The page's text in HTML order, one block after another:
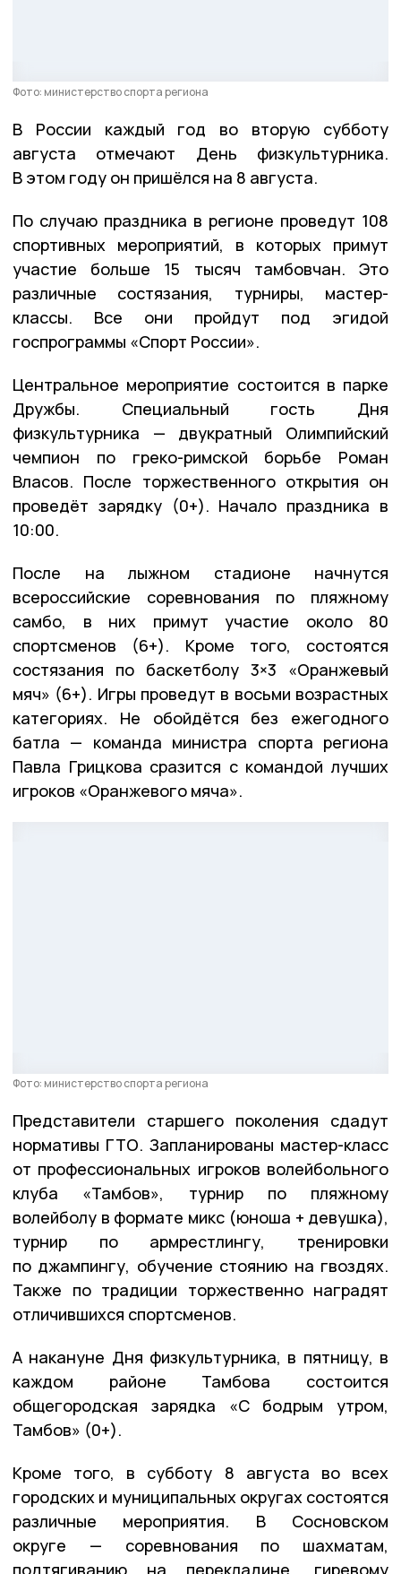
Фото: министерство спорта региона
В России каждый год во вторую субботу
августа отмечают День физкультурника.
В этом году он пришёлся на 8 августа.
По случаю праздника в регионе проведут 108
спортивных мероприятий, в которых примут
участие больше 15 тысяч тамбовчан. Это
различные состязания, турниры, мастер-
классы. Все они пройдут под эгидой
госпрограммы «Спорт России».
Центральное мероприятие состоится в парке
Дружбы. Специальный гость Дня
физкультурника — двукратный Олимпийский
чемпион по греко-римской борьбе Роман
Власов. После торжественного открытия он
проведёт зарядку (0+). Начало праздника в
10:00.
После на лыжном стадионе начнутся
всероссийские соревнования по пляжному
самбо, в них примут участие около 80
спортсменов (6+). Кроме того, состоятся
состязания по баскетболу 3×3 «Оранжевый
мяч» (6+). Игры проведут в восьми возрастных
категориях. Не обойдётся без ежегодного
батла — команда министра спорта региона
Павла Грицкова сразится с командой лучших
игроков «Оранжевого мяча».
Фото: министерство спорта региона
Представители старшего поколения сдадут
нормативы ГТО. Запланированы мастер-класс
от профессиональных игроков волейбольного
клуба «Тамбов», турнир по пляжному
волейболу в формате микс (юноша + девушка),
турнир по армрестлингу, тренировки
по джампингу, обучение стоянию на гвоздях.
Также по традиции торжественно наградят
отличившихся спортсменов.
А накануне Дня физкультурника, в пятницу, в
каждом районе Тамбова состоится
общегородская зарядка «С бодрым утром,
Тамбов» (0+).
Кроме того, в субботу 8 августа во всех
городских и муниципальных округах состоятся
различные мероприятия. В Сосновском
округе — соревнования по шахматам,